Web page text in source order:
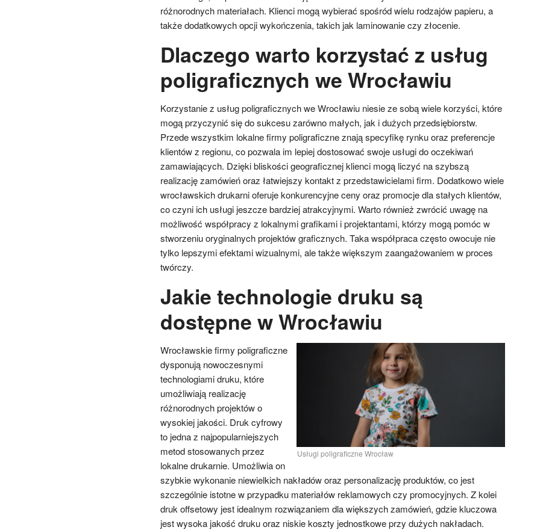
różnorodnych materiałach. Klienci mogą wybierać spośród wielu rodzajów papieru, a
także dodatkowych opcji wykończenia, takich jak laminowanie czy złocenie.
Dlaczego warto korzystać z usług
poligraficznych we Wrocławiu
Korzystanie z usług poligraficznych we Wrocławiu niesie ze sobą wiele korzyści, które
mogą przyczynić się do sukcesu zarówno małych, jak i dużych przedsiębiorstw.
Przede wszystkim lokalne firmy poligraficzne znają specyfikę rynku oraz preferencje
klientów z regionu, co pozwala im lepiej dostosować swoje usługi do oczekiwań
zamawiających. Dzięki bliskości geograficznej klienci mogą liczyć na szybszą
realizację zamówień oraz łatwiejszy kontakt z przedstawicielami firm. Dodatkowo wiele
wrocławskich drukarni oferuje konkurencyjne ceny oraz promocje dla stałych klientów,
co czyni ich usługi jeszcze bardziej atrakcyjnymi. Warto również zwrócić uwagę na
możliwość współpracy z lokalnymi grafikami i projektantami, którzy mogą pomóc w
stworzeniu oryginalnych projektów graficznych. Taka współpraca często owocuje nie
tylko lepszymi efektami wizualnymi, ale także większym zaangażowaniem w proces
twórczy.
Jakie technologie druku są
dostępne w Wrocławiu
Usługi poligraficzne Wrocław
Wrocławskie firmy poligraficzne
dysponują nowoczesnymi
technologiami druku, które
umożliwiają realizację
różnorodnych projektów o
wysokiej jakości. Druk cyfrowy
to jedna z najpopularniejszych
metod stosowanych przez
lokalne drukarnie. Umożliwia on
szybkie wykonanie niewielkich nakładów oraz personalizację produktów, co jest
szczególnie istotne w przypadku materiałów reklamowych czy promocyjnych. Z kolei
druk offsetowy jest idealnym rozwiązaniem dla większych zamówień, gdzie kluczowa
jest wysoka jakość druku oraz niskie koszty jednostkowe przy dużych nakładach.